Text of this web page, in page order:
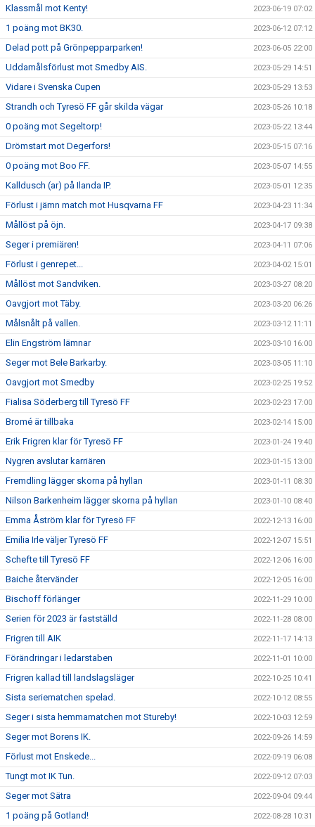
Klassmål mot Kenty! 2023-06-19 07:02
1 poäng mot BK30. 2023-06-12 07:12
Delad pott på Grönpepparparken! 2023-06-05 22:00
Uddamålsförlust mot Smedby AIS. 2023-05-29 14:51
Vidare i Svenska Cupen 2023-05-29 13:53
Strandh och Tyresö FF går skilda vägar 2023-05-26 10:18
0 poäng mot Segeltorp! 2023-05-22 13:44
Drömstart mot Degerfors! 2023-05-15 07:16
0 poäng mot Boo FF. 2023-05-07 14:55
Kalldusch (ar) på Ilanda IP. 2023-05-01 12:35
Förlust i jämn match mot Husqvarna FF 2023-04-23 11:34
Mållöst på öjn. 2023-04-17 09:38
Seger i premiären! 2023-04-11 07:06
Förlust i genrepet... 2023-04-02 15:01
Mållöst mot Sandviken. 2023-03-27 08:20
Oavgjort mot Täby. 2023-03-20 06:26
Målsnålt på vallen. 2023-03-12 11:11
Elin Engström lämnar 2023-03-10 16:00
Seger mot Bele Barkarby. 2023-03-05 11:10
Oavgjort mot Smedby 2023-02-25 19:52
Fialisa Söderberg till Tyresö FF 2023-02-23 17:00
Bromé är tillbaka 2023-02-14 15:00
Erik Frigren klar för Tyresö FF 2023-01-24 19:40
Nygren avslutar karriären 2023-01-15 13:00
Fremdling lägger skorna på hyllan 2023-01-11 08:30
Nilson Barkenheim lägger skorna på hyllan 2023-01-10 08:40
Emma Åström klar för Tyresö FF 2022-12-13 16:00
Emilia Irle väljer Tyresö FF 2022-12-07 15:51
Schefte till Tyresö FF 2022-12-06 16:00
Baiche återvänder 2022-12-05 16:00
Bischoff förlänger 2022-11-29 10:00
Serien för 2023 är fastställd 2022-11-28 08:00
Frigren till AIK 2022-11-17 14:13
Förändringar i ledarstaben 2022-11-01 10:00
Frigren kallad till landslagsläger 2022-10-25 10:41
Sista seriematchen spelad. 2022-10-12 08:55
Seger i sista hemmamatchen mot Stureby! 2022-10-03 12:59
Seger mot Borens IK. 2022-09-26 14:59
Förlust mot Enskede... 2022-09-19 06:08
Tungt mot IK Tun. 2022-09-12 07:03
Seger mot Sätra 2022-09-04 09:44
1 poäng på Gotland! 2022-08-28 10:31